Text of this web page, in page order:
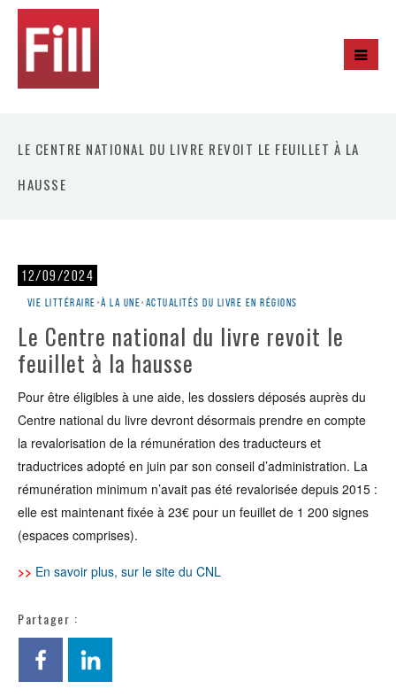
LE CENTRE NATIONAL DU LIVRE REVOIT LE FEUILLET À LA
HAUSSE
12/09/2024
Vie littéraire •À la une•Actualités du livre en régions
Le Centre national du livre revoit le
feuillet à la hausse
Pour être éligibles à une aide, les dossiers déposés auprès du
Centre national du livre devront désormais prendre en compte
la revalorisation de la rémunération des traducteurs et
traductrices adopté en juin par son conseil d’administration. La
rémunération minimum n’avait pas été revalorisée depuis 2015 :
elle est maintenant fixée à 23€ pour un feuillet de 1 200 signes
(espaces comprises).
>> En savoir plus, sur le site du CNL
Partager :